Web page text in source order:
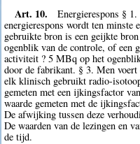
Art. 10.
Energierespons §
energierespons wordt ten minste
gebruikte bron is een geijkte
ogenblik van de controle, of een
activiteit ? 5 MBq op het
door de fabrikant. § 3. Men
elk klinisch gebruikt radio-
gemeten met een ijkingsfactor
waarde gemeten met de
De afwijking tussen deze
De waarden van de lezingen en
de tijd.